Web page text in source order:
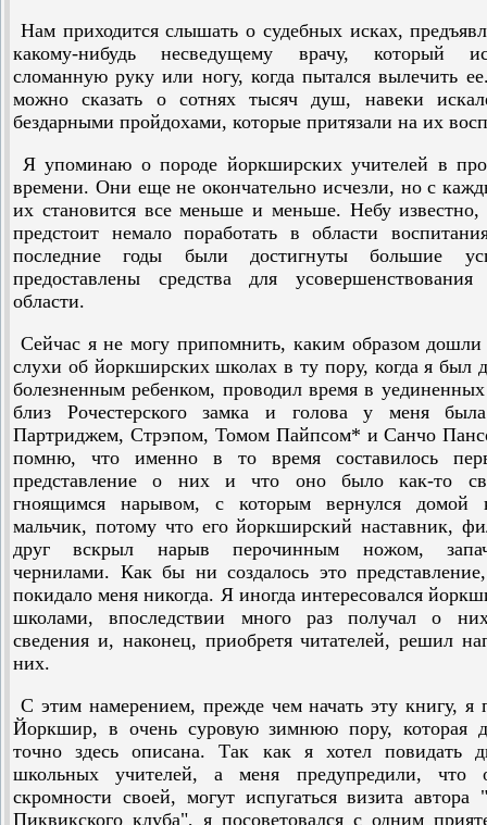
Нам приходится слышать о судебных исках,
какому-нибудь несведущему врачу, который
сломанную руку или ногу, когда пытался вылечить
можно сказать о сотнях тысяч душ, навеки
бездарными пройдохами, которые притязали на их
Я упоминаю о породе йоркширских учителей в
времени. Они еще не окончательно исчезли, но с
их становится все меньше и меньше. Небу
предстоит немало поработать в области
последние годы были достигнуты большие
предоставлены средства для
области.
Сейчас я не могу припомнить, каким образом
слухи об йоркширских школах в ту пору, когда я был
болезненным ребенком, проводил время в уединенных
близ Рочестерского замка и голова у меня
Партриджем, Стрэпом, Томом Пайпсом* и Санчо
помню, что именно в то время составилось
представление о них и что оно было как-то
гноящимся нарывом, с которым вернулся домой
мальчик, потому что его йоркширский наставник,
друг вскрыл нарыв перочинным ножом,
чернилами. Как бы ни создалось это
покидало меня никогда. Я иногда интересовался
школами, впоследствии много раз получал о
сведения и, наконец, приобретя читателей, решил
них.
С этим намерением, прежде чем начать эту книгу, я
Йоркшир, в очень суровую зимнюю пору, которая
точно здесь описана. Так как я хотел повидать
школьных учителей, а меня предупредили, что
скромности своей, могут испугаться визита автора
Пиквикского клуба", я посоветовался с одним